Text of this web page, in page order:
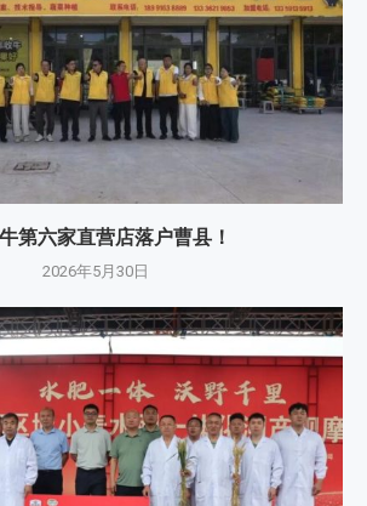
第六家直营店落户曹县！
2026年5月30日